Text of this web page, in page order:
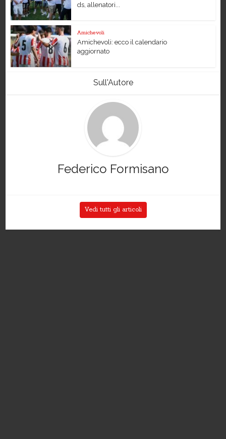
ds, allenatori...
Amichevoli
Amichevoli: ecco il calendario
aggiornato
Sull'Autore
Federico Formisano
Vedi tutti gli articoli